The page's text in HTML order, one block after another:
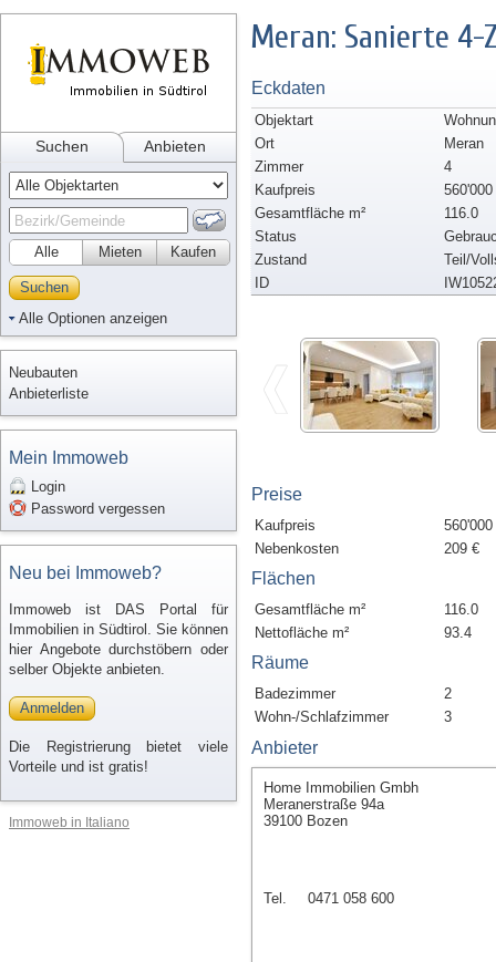
Suchen Anbieten
Alle Kaufen
Mieten
Suchen
Alle Optionen anzeigen
Neubauten
Anbieterliste
Mein Immoweb
Login
Password vergessen
Neu bei Immoweb?
Immoweb ist DAS Portal für
Immobilien in Südtirol. Sie können
hier Angebote durchstöbern oder
selber Objekte anbieten.
Anmelden
Die Registrierung bietet viele
Vorteile und ist gratis!
Immoweb in Italiano
Meran: Sanierte 4-
Eckdaten
Objektart
Ort
Meran
Zimmer
4
Kaufpreis
560'000
Gesamtfläche m²
116.0
Status
Zustand
Teil/
ID
Preise
Kaufpreis
560'000
Nebenkosten
209 €
Flächen
Gesamtfläche m²
116.0
Nettofläche m²
93.4
Räume
Badezimmer
2
Wohn-/Schlafzimmer
3
Anbieter
Home Immobilien Gmbh
Meranerstraße 94a
39100 Bozen
Tel. 0471 058 600